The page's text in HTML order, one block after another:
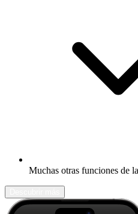
Muchas otras funciones de